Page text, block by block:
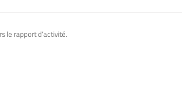
le rapport d’activité.